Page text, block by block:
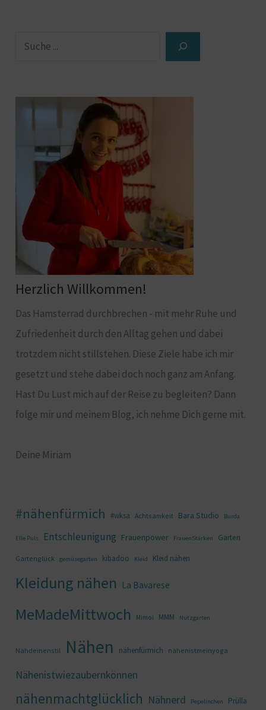
Herzlich Willkommen!
Das Hamsterrad durchbrechen - mit mehr Ruhe und
Zufriedenheit durch den Alltag gehen und dabei
trotzdem nicht stillstehen. Diese Ziele habe ich mir
gesetzt und stehe dabei doch noch ganz am Anfang.
Hast Du Lust mich auf der Reise zu begleiten? Dann
folge mir und meinem Blog, ich nehme Dich gerne mit.
Deine Miriam
#nähenfürmich #wksa Achtsamkeit Bara Studio Burda
Elle Puls Entschleunigung Frauenpower FrauenStärken Garten
Gartenglück gemüsegarten kibadoo Kleid Kleid nähen
Kleidung nähen La Bavarese
MeMadeMittwoch Mimoi MMM Nutzgarten
Nähdeinenstil Nähen nähenfürmich nähenistmeinyoga
Nähenistwiezaubernkönnen
nähenmachtglücklich Nähnerd Pepelinchen Prülla